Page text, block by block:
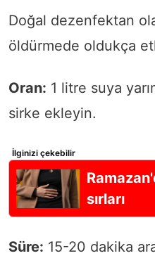
Doğal dezenfektan
öldürmede oldukça
Oran: 1 litre suya
sirke ekleyin.
İlginizi çekebilir
sırları
Süre: 15-20 dakika